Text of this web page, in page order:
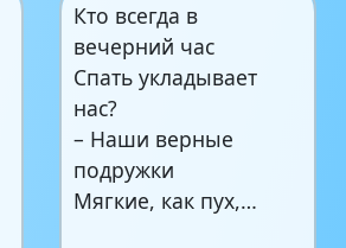
Кто всегда в
вечерний час
Спать укладывает
нас?
– Наши верные
подружки
Мягкие, как пух,…